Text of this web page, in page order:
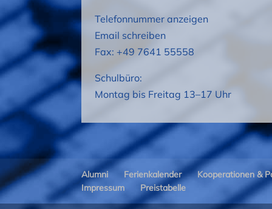
Telefonnummer anzeigen
Email schreiben
Fax: +49 7641 55558
Schulbüro:
Montag bis Freitag 13–17 Uhr
Alumni Ferienkalender
Kooperationen &
Impressum
Preistabelle